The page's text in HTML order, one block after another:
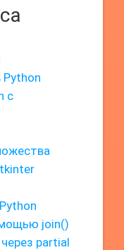
с
join()
partial